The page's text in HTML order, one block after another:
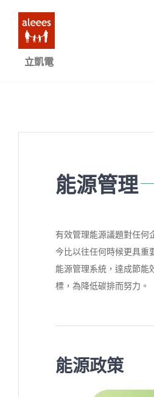
content
立凱電
能源管理
有效管理能源議題對任何
今比以往任何時候更具重
能源管理系統，達成節能
標，為降低碳排而努力。
能源政策